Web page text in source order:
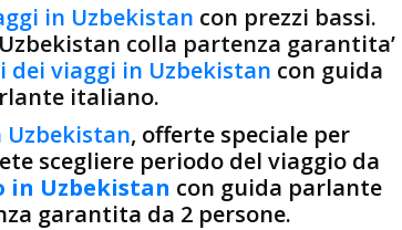
in Uzbekistan con prezzi bassi.
colla partenza garantita’
dei viaggi in Uzbekistan con guida
italiano.
, offerte speciale per
scegliere periodo del viaggio da
in Uzbekistan con guida parlante
garantita da 2 persone.